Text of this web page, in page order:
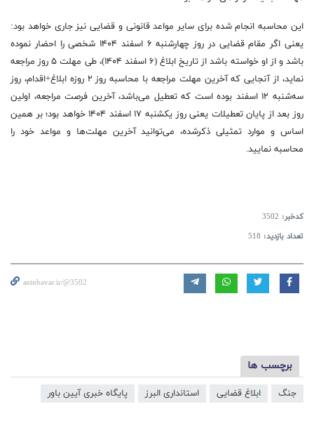
این محاسبه انجام شده برای سایر مواعد قانونی و قضایی نیز جاری خواهد بود:
یعنی اگر مقام قضایی در روز چهارشنبه ۶ اسفند ۱۴۰۴ شخصی را احضار نموده
باشد و از او خواسته باشد از تاریخ ابلاغ (۶ اسفند ۱۴۰۴)، طی مهلت ۵ روز مراجعه
نماید، از آنجایی که آخرین مهلت مراجعه با محاسبه روز ۲ روزه ابلاغ+اقدام، روز
سه‌شنبه ۱۲ اسفند بوده است که تعطیل می‌باشد، آخرین فرصت مراجعه، اولین
روز بعد از پایان تعطیلات یعنی روز یکشنبه ۱۷ اسفند ۱۴۰۴ خواهد بود؛ بر همین
اساس و موارد تمثیلی ذکرشده، می‌توانید آخرین مهلت‌ها و مواعد خود را
محاسبه نمایید.
کدخبر: 3502
تعداد بازدید: 518
aeinbavar.ir/@3502
برچسب ها
جنگ ابلاغ قضایی استانداری البرز پایگاه خبری آیین باور